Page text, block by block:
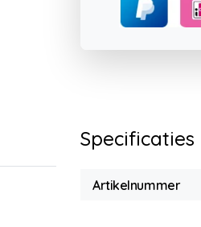
Specificaties
Artikelnummer